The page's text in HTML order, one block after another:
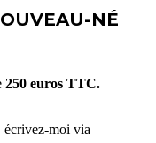
NÉ
250 euros TTC.
écrivez-moi via